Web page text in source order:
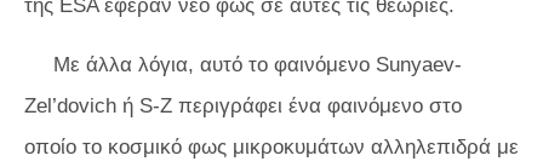
της ESA έφεραν νέο φως σε αυτές τις θεωρίες.
Με άλλα λόγια, αυτό το φαινόμενο Sunyaev-
Zel’dovich ή S-Z περιγράφει ένα φαινόμενο στο
οποίο το κοσμικό φως μικροκυμάτων αλληλεπιδρά με